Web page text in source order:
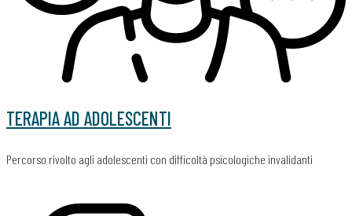
TERAPIA AD ADOLESCENTI
Percorso rivolto agli adolescenti con difficoltà psicologiche invalidanti